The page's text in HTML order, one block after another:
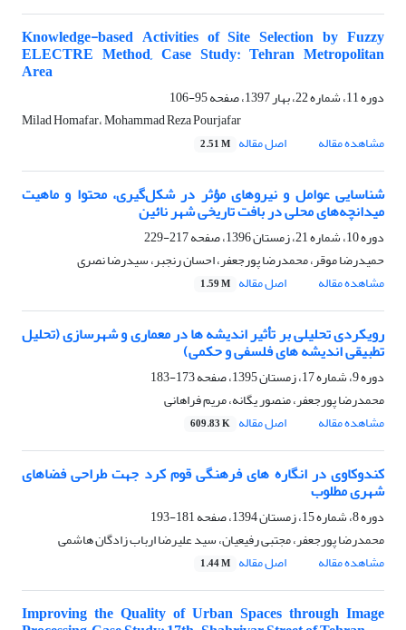
Knowledge-based Activities of Site Selection by Fuzzy
ELECTRE Method, Case Study: Tehran Metropolitan
Area
دوره 11، شماره 22، بهار 1397، صفحه
95-106
Milad Homafar، Mohammad Reza Pourjafar
مشاهده مقاله
اصل مقاله 2.51 M
شناسایی عوامل و نیروهای مؤثر در شکل‌گیری، محتوا و ماهیت
میدانچه‌های محلی در بافت تاریخی شهر نائین
دوره 10، شماره 21، زمستان 1396، صفحه
217-229
حمیدرضا موقر، محمدرضا پورجعفر، احسان رنجبر، سیدرضا نصری
مشاهده مقاله
اصل مقاله 1.59 M
رویکردی تحلیلی بر تأثیر اندیشه ها در معماری و شهرسازی (تحلیل
تطبیقی اندیشه های فلسفی و حکمی)
دوره 9، شماره 17، زمستان 1395، صفحه
173-183
محمدرضا پورجعفر، منصور یگانه، مریم فراهانی
مشاهده مقاله
اصل مقاله 609.83 K
کندوکاوی در انگاره های فرهنگی قوم کرد جهت طراحی فضاهای
شهری مطلوب
دوره 8، شماره 15، زمستان 1394، صفحه
181-193
محمدرضا پورجعفر، مجتبی رفیعیان، سید علیرضا ارباب زادگان هاشمی
مشاهده مقاله
اصل مقاله 1.44 M
Improving the Quality of Urban Spaces through Image